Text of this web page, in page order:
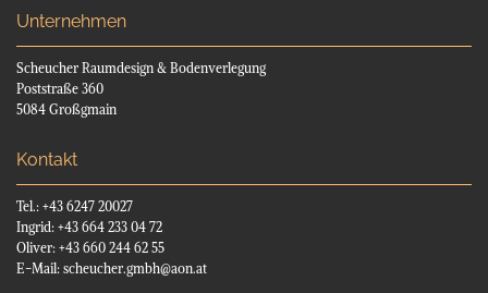
Unternehmen
Scheucher Raumdesign & Bodenverlegung
Poststraße 360
5084 Großgmain
Kontakt
Tel.: +43 6247 20027
Ingrid: +43 664 233 04 72
Oliver: +43 660 244 62 55
E-Mail: scheucher.gmbh@aon.at